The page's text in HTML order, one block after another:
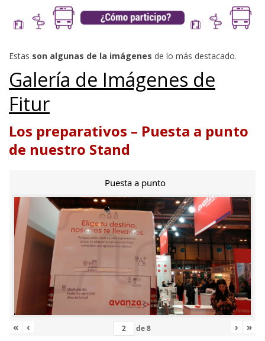
Estas son algunas de la imágenes de lo más destacado.
Galería de Imágenes de
Fitur
Los preparativos – Puesta a punto
de nuestro Stand
Puesta a punto
« ‹ de8 › »